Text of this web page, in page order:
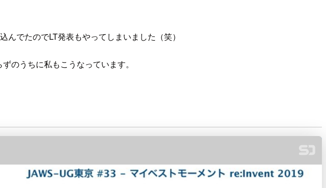
でたのでLT発表もやってしまいました（笑）
のうちに私もこうなっています。